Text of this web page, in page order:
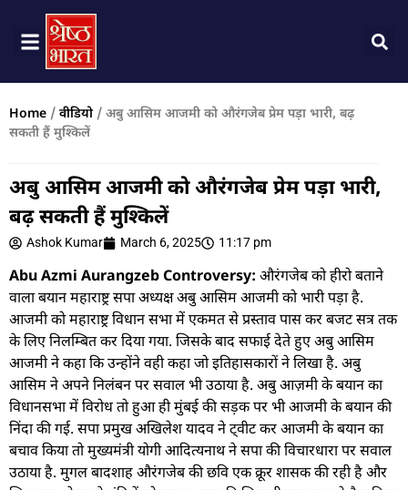
Home / वीडियो/ अबु आसिम आजमी को औरंगजेब प्रेम पड़ा भारी, बढ़
सकती हैं मुश्किलें
अबु आसिम आजमी को औरंगजेब प्रेम पड़ा भारी,
बढ़ सकती हैं मुश्किलें
Ashok Kumar March 6, 2025 11:17 pm
Abu Azmi Aurangzeb Controversy: औरंगजेब को हीरो बताने
वाला बयान महाराष्ट्र सपा अध्यक्ष अबु आसिम आजमी को भारी पड़ा है.
आजमी को महाराष्ट्र विधान सभा में एकमत से प्रस्ताव पास कर बजट सत्र तक
के लिए निलम्बित कर दिया गया. जिसके बाद सफाई देते हुए अबु आसिम
आजमी ने कहा कि उन्होंने वही कहा जो इतिहासकारों ने लिखा है. अबु
आसिम ने अपने निलंबन पर सवाल भी उठाया है. अबु आज़मी के बयान का
विधानसभा में विरोध तो हुआ ही मुंबई की सड़क पर भी आजमी के बयान की
निंदा की गई. सपा प्रमुख अखिलेश यादव ने ट्वीट कर आजमी के बयान का
बचाव किया तो मुख्यमंत्री योगी आदित्यनाथ ने सपा की विचारधारा पर सवाल
उठाया है. मुगल बादशाह औरंगजेब की छवि एक क्रूर शासक की रही है और